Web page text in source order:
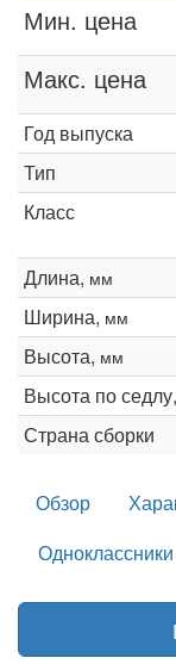
Мин. цена
Макс. цена
Год выпуска
Тип
Класс
Длина, мм
Ширина, мм
Высота, мм
Высота по седлу,
Страна сборки
Обзор
Одноклассники